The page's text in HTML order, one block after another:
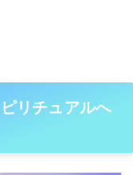
リチュアルへ